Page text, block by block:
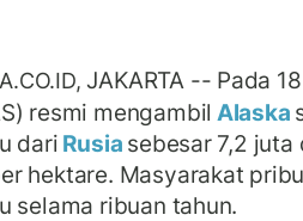
JAKARTA -- Pada
resmi mengambil Alaska
dari Rusia sebesar 7,2
hektare. Masyarakat
selama ribuan tahun.